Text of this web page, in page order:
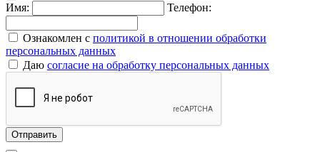
Имя: Телефон:
Ознакомлен с политикой в отношении обработки
персональных данных
Даю согласие на обработку персональных данных